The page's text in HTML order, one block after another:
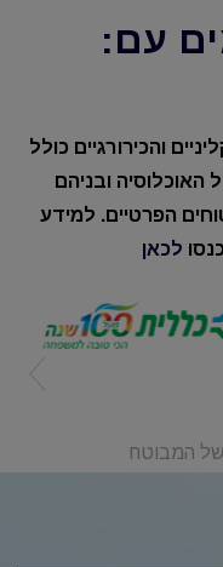
עם:
והכירורגיים כולל
האוכלוסיה ובניהם
הפרטיים. למידע
לכאן